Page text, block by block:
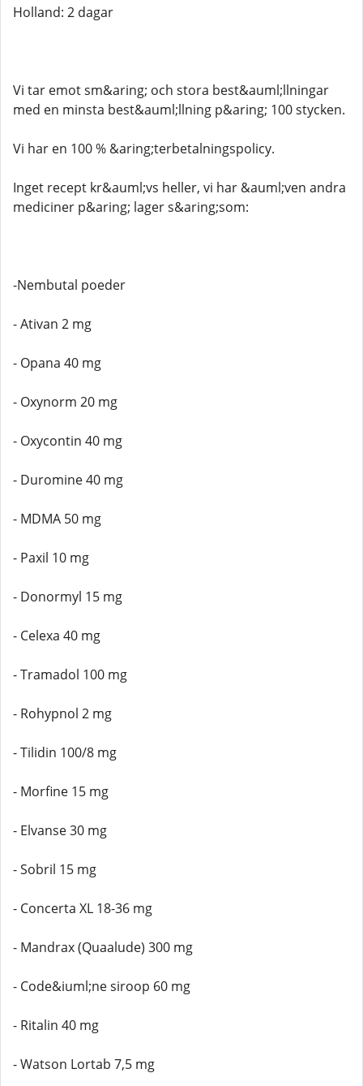
Holland: 2 dagar
Vi tar emot sm&aring; och stora best&auml;llningar
med en minsta best&auml;llning p&aring; 100 stycken.
Vi har en 100 % &aring;terbetalningspolicy.
Inget recept kr&auml;vs heller, vi har &auml;ven andra
mediciner p&aring; lager s&aring;som:
-Nembutal poeder
- Ativan 2 mg
- Opana 40 mg
- Oxynorm 20 mg
- Oxycontin 40 mg
- Duromine 40 mg
- MDMA 50 mg
- Paxil 10 mg
- Donormyl 15 mg
- Celexa 40 mg
- Tramadol 100 mg
- Rohypnol 2 mg
- Tilidin 100/8 mg
- Morfine 15 mg
- Elvanse 30 mg
- Sobril 15 mg
- Concerta XL 18-36 mg
- Mandrax (Quaalude) 300 mg
- Code&iuml;ne siroop 60 mg
- Ritalin 40 mg
- Watson Lortab 7,5 mg